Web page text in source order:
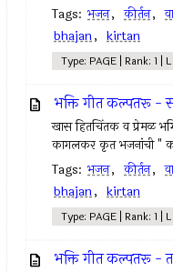
Tags: भजन, कीर्तन,
bhajan, kirtan
Type: PAGE | Rank: 1 |
भक्ति गीत कल्पतरू -
खास हितचिंतक व प्रेमळ
कागलकर कृत भजनांची "
Tags: भजन, कीर्तन,
bhajan, kirtan
Type: PAGE | Rank: 1 |
भक्ति गीत कल्पतरू -